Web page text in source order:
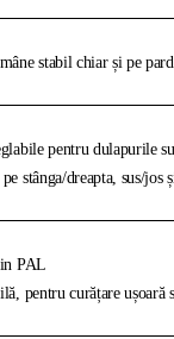
stabil chiar și pe
pentru dulapurile
stânga/dreapta, sus/jos
PAL
pentru curățare ușoară